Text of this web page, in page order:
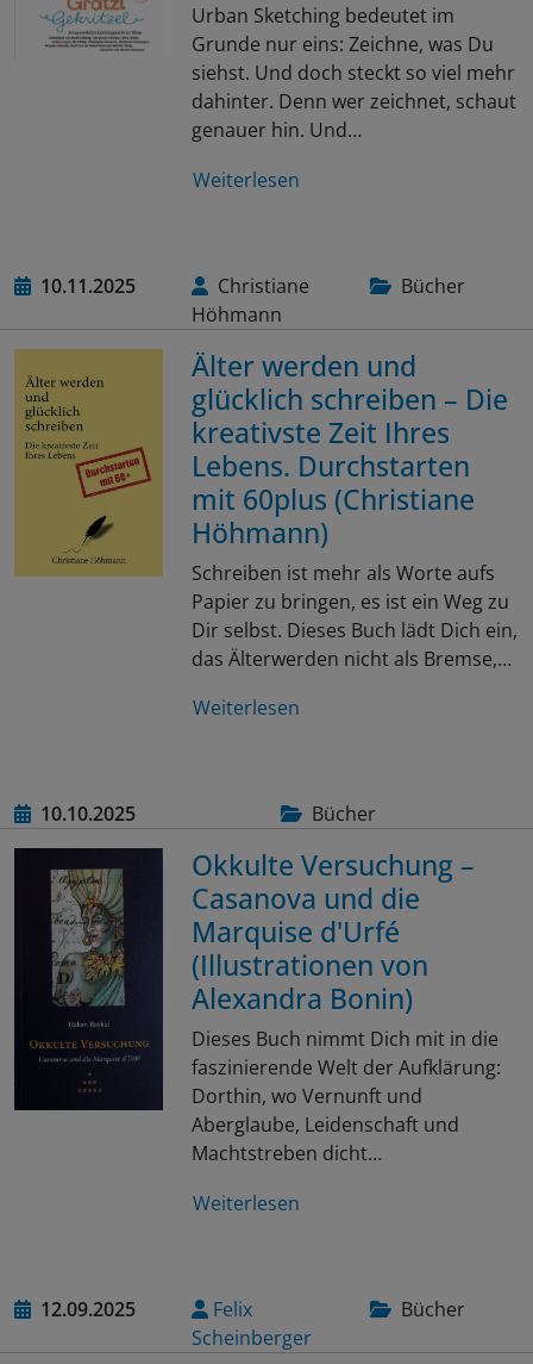
Urban Sketching bedeutet im
Grunde nur eins: Zeichne, was Du
siehst. Und doch steckt so viel mehr
dahinter. Denn wer zeichnet, schaut
genauer hin. Und…
Weiterlesen
10.11.2025
Christiane
Höhmann
Bücher
Älter werden und
glücklich schreiben – Die
kreativste Zeit Ihres
Lebens. Durchstarten
mit 60plus (Christiane
Höhmann)
Schreiben ist mehr als Worte aufs
Papier zu bringen, es ist ein Weg zu
Dir selbst. Dieses Buch lädt Dich ein,
das Älterwerden nicht als Bremse,…
Weiterlesen
10.10.2025 Bücher
Okkulte Versuchung –
Casanova und die
Marquise d'Urfé
(Illustrationen von
Alexandra Bonin)
Dieses Buch nimmt Dich mit in die
faszinierende Welt der Aufklärung:
Dorthin, wo Vernunft und
Aberglaube, Leidenschaft und
Machtstreben dicht…
Weiterlesen
12.09.2025
Felix
Scheinberger
Bücher